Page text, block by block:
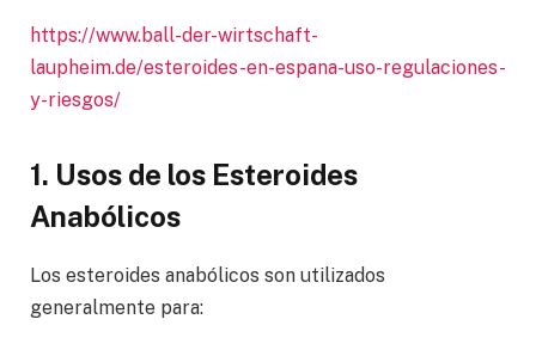
https://www.ball-der-wirtschaft-
laupheim.de/esteroides-en-espana-uso-regulaciones-
y-riesgos/
1. Usos de los Esteroides
Anabólicos
Los esteroides anabólicos son utilizados
generalmente para: